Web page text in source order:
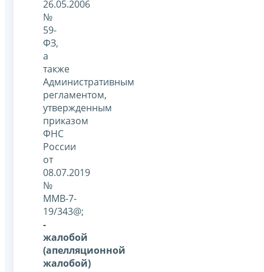
26.05.2006
№
59-
ФЗ,
а
также
Административным
регламентом,
утвержденным
приказом
ФНС
России
от
08.07.2019
№
ММВ-7-
19/343@;
-
жалобой
(апелляционной
жалобой)